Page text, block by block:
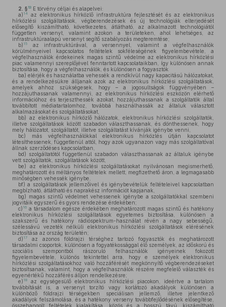
2. § 13 E törvény céljai és alapelvei:
a) 14
az elektronikus hírközlő infrastruktúra fejlesztését és az elektronikus
hírközlési szolgáltatások, végberendezések és új technológiák elterjedését
elősegítő kiszámítható, következetes, átlátható, az alkalmazott technológiától
független versenyt, valamint azokon a területeken, ahol lehetséges, az
infrastruktúraalapú versenyt segítő szabályozás megteremtése;
b) 15
az infrastruktúrával, a versennyel, valamint a végfelhasználók
körülményeivel kapcsolatos feltételek sokféleségének figyelembevétele, a
végfelhasználók érdekeinek magas szintű védelme az elektronikus hírközlési
piac valamennyi szereplőjével fenntartott kapcsolataikban, így különösen annak
biztosítása, hogy a végfelhasználók, és különösen a fogyasztók
ba) elérjék és használatba vehessék a rendkívül nagy kapacitású hálózatokat,
és a rendelkezésükre álljanak azok az elektronikus hírközlési szolgáltatások,
amelyek ahhoz szükségesek, hogy – a jogosultságok függvényében –
hozzájuthassanak valamennyi, az elektronikus hírközlési eszközön elérhető
információhoz és terjeszthessék azokat, hozzájuthassanak a szolgáltatók által
továbbított médiatartalomhoz, továbbá használhassák az általuk választott
alkalmazásokat és szolgáltatásokat,
bb) az elektronikus hírközlő hálózatok, elektronikus hírközlési szolgáltatók,
illetve szolgáltatások között szabadon választhassanak, és dönthessenek, hogy
mely hálózatot, szolgáltatót, illetve szolgáltatást kívánják igénybe venni,
bc) más végfelhasználókkal elektronikus hírközlés útján kapcsolatot
létesíthessenek, függetlenül attól, hogy azok ugyanazon vagy más szolgáltatóval
állnak szerződéses kapcsolatban,
bd) szolgáltatótól függetlenül szabadon választhassanak az általuk igénybe
vett szolgáltatók, szolgáltatások között,
be) az elektronikus hírközlési szolgáltatásokat nyilvánosan megismerhető,
meghatározott és méltányos feltételek mellett, megfizethető áron, a legmagasabb
minőségben vehessék igénybe,
bf) a szolgáltatások jellemzőivel és igénybevételük feltételeivel kapcsolatban
megbízható, átlátható és naprakész információt kapjanak,
bg) magas szintű védelmet vehessenek igénybe a szolgáltatókkal szembeni
jogvitáik egyszerű és gyors rendezése érdekében;
c) 16 a társadalom egésze érdekében meghatározott magas szintű és hatékony
elektronikus hírközlési szolgáltatások egyetemes biztosítása, különösen a
szakszerű és hatékony rádióspektrum-használat révén a nagy sebességű,
szélessávú vezeték nélküli elektronikus hírközlési szolgáltatások elérésének
biztosítása az ország területén;
d) 17
az azonos földrajzi térséghez tartozó fogyasztók és meghatározott
társadalmi csoportok, különösen a fogyatékossággal élő személyek, az időskorú és
szociális szempontból rászoruló felhasználók igényeinek fokozott
figyelembevétele, különös tekintettel arra, hogy e személyek elektronikus
hírközlési szolgáltatásokhoz való hozzáférését megkönnyítő végberendezéseket
biztosítsanak, valamint, hogy a végfelhasználók részére megfelelő választék és
egyenértékű hozzáférés álljon rendelkezésre;
e) 18
az egységesülő elektronikus hírközlési piacokon, ideértve a tartalom
továbbítását is, a versenyt torzító vagy korlátozó akadályok különösen a
különböző földrajzi térségekben speciálisan jellemző, illetve jelentkező
akadályok felszámolása, és a hatékony verseny továbbfejlődésének elősegítése,
összehangolt feltételek kialakítása, közös és a hosszú távú, kiszámítható